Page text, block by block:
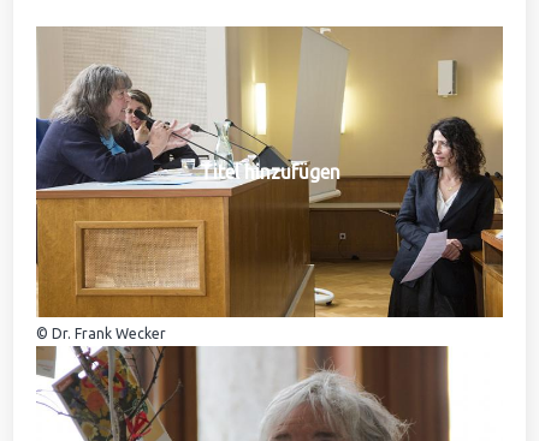
Titel hinzufügen
© Dr. Frank Wecker